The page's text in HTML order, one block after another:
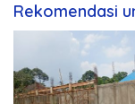
Rekomendasi